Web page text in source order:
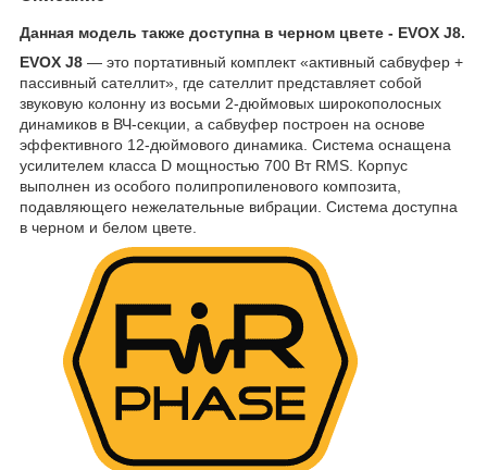
Данная модель также доступна в черном цвете - EVOX J8.
EVOX J8 — это портативный комплект «активный сабвуфер +
пассивный сателлит», где сателлит представляет собой
звуковую колонну из восьми 2-дюймовых широкополосных
динамиков в ВЧ-секции, а сабвуфер построен на основе
эффективного 12-дюймового динамика. Система оснащена
усилителем класса D мощностью 700 Вт RMS. Корпус
выполнен из особого полипропиленового композита,
подавляющего нежелательные вибрации. Система доступна
в черном и белом цвете.